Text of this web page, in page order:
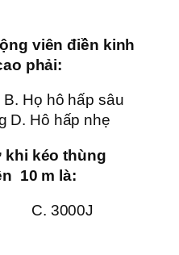
viên điền kinh
phải:
Họ hô hấp sâu
D. Hô hấp nhẹ
khi kéo thùng
10 m là:
3000J